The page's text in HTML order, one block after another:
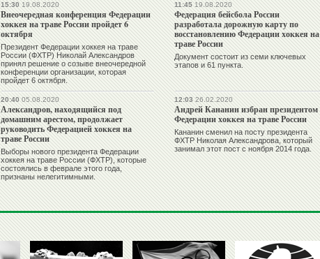
15:3019.08.2020
Внеочередная конференция Федерации
хоккея на траве России пройдет 6
октября
Президент Федерации хоккея на траве
России (ФХТР) Николай Александров
принял решение о созыве внеочередной
конференции организации, которая
пройдет 6 октября.
11:4519.08.2020
Федерация бейсбола России
разработала дорожную карту по
восстановлению Федерации хоккея на
траве России
Документ состоит из семи ключевых
этапов и 61 пункта.
20:4005.08.2020
Александров, находящийся под
домашним арестом, продолжает
руководить Федерацией хоккея на
траве России
Выборы нового президента Федерации
хоккея на траве России (ФХТР), которые
состоялись в феврале этого года,
признаны нелегитимными.
12:0326.02.2020
Андрей Кананин избран президентом
Федерации хоккея на траве России
Кананин сменил на посту президента
ФХТР Николая Александрова, который
занимал этот пост с ноября 2014 года.